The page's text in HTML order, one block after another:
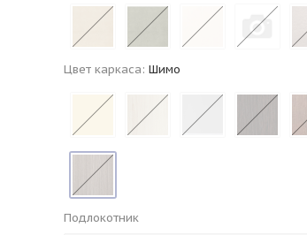
Цвет каркаса: Шимо
Подлокотник